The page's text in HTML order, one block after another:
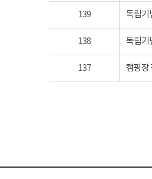
139 독립기
138 독립기
137 캠핑장